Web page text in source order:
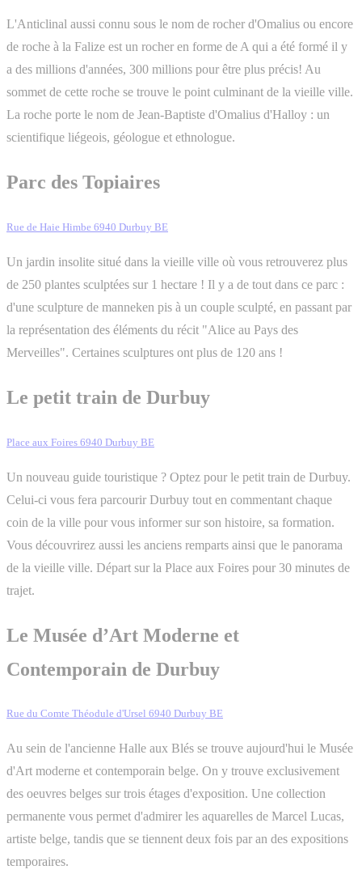
L'Anticlinal aussi connu sous le nom de rocher d'Omalius ou encore
de roche à la Falize est un rocher en forme de A qui a été formé il y
a des millions d'années, 300 millions pour être plus précis! Au
sommet de cette roche se trouve le point culminant de la vieille ville.
La roche porte le nom de Jean-Baptiste d'Omalius d'Halloy : un
scientifique liégeois, géologue et ethnologue.
Parc des Topiaires
Rue de Haie Himbe 6940 Durbuy BE
Un jardin insolite situé dans la vieille ville où vous retrouverez plus
de 250 plantes sculptées sur 1 hectare ! Il y a de tout dans ce parc :
d'une sculpture de manneken pis à un couple sculpté, en passant par
la représentation des éléments du récit "Alice au Pays des
Merveilles". Certaines sculptures ont plus de 120 ans !
Le petit train de Durbuy
Place aux Foires 6940 Durbuy BE
Un nouveau guide touristique ? Optez pour le petit train de Durbuy.
Celui-ci vous fera parcourir Durbuy tout en commentant chaque
coin de la ville pour vous informer sur son histoire, sa formation.
Vous découvrirez aussi les anciens remparts ainsi que le panorama
de la vieille ville. Départ sur la Place aux Foires pour 30 minutes de
trajet.
Le Musée d’Art Moderne et
Contemporain de Durbuy
Rue du Comte Théodule d'Ursel 6940 Durbuy BE
Au sein de l'ancienne Halle aux Blés se trouve aujourd'hui le Musée
d'Art moderne et contemporain belge. On y trouve exclusivement
des oeuvres belges sur trois étages d'exposition. Une collection
permanente vous permet d'admirer les aquarelles de Marcel Lucas,
artiste belge, tandis que se tiennent deux fois par an des expositions
temporaires.